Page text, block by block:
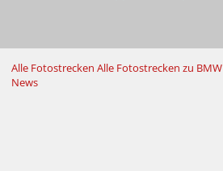
Alle Fotostrecken Alle Fotostrecken zu BMW
News